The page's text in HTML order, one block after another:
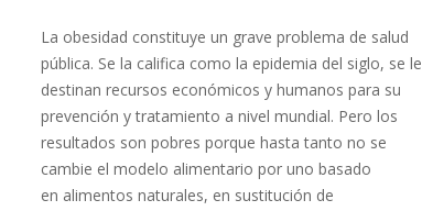
La obesidad constituye un grave problema de salud
pública. Se la califica como la epidemia del siglo, se le
destinan recursos económicos y humanos para su
prevención y tratamiento a nivel mundial. Pero los
resultados son pobres porque hasta tanto no se
cambie el modelo alimentario por uno basado
en alimentos naturales, en sustitución de